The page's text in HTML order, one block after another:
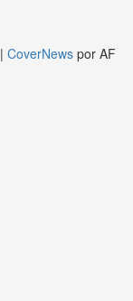
| CoverNews por AF